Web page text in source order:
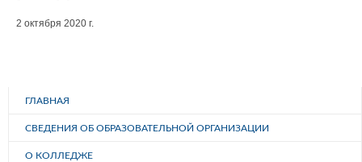
2 октября 2020 г.
ГЛАВНАЯ
СВЕДЕНИЯ ОБ ОБРАЗОВАТЕЛЬНОЙ ОРГАНИЗАЦИИ
О КОЛЛЕДЖЕ